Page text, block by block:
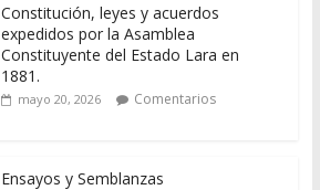
Constitución, leyes y acuerdos
expedidos por la Asamblea
Constituyente del Estado Lara en
1881.
mayo 20, 2026
Comentarios
Ensayos y Semblanzas